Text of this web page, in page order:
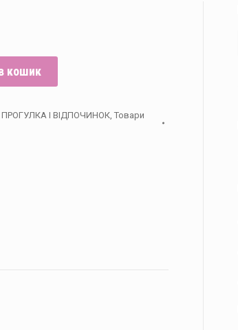
кошик
ПРОГУЛКА І ВІДПОЧИНОК, Товари